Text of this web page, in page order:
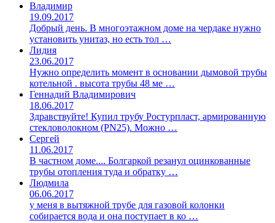
Владимир
19.09.2017
Добрый день. В многоэтажном доме на чердаке нужно
установить унитаз, но есть тол …
Лидия
23.06.2017
Нужно определить момент в основании дымовой трубы
котельной . высота трубы 48 ме …
Геннадий Владимирович
18.06.2017
Здравствуйте! Купил трубу Ростурпласт, армированную
стекловолокном (PN25). Можно …
Сергей
11.06.2017
В частном доме.... Болгаркой резанул оцинкованные
трубы отопления туда и обратку …
Людмила
06.06.2017
у меня в вытяжной трубе для газовой колонки
собирается вода и она поступает в ко …